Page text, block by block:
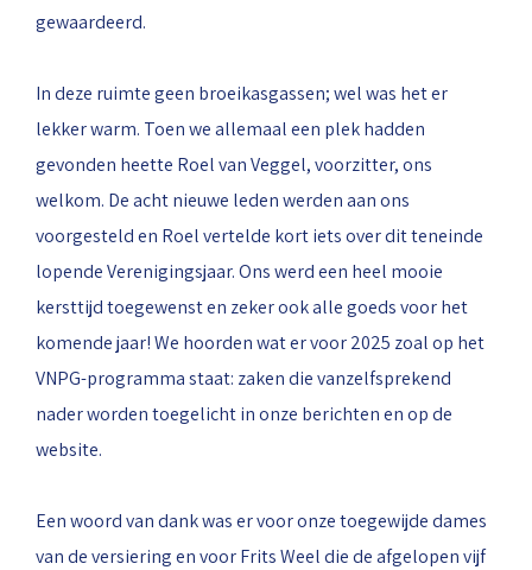
gewaardeerd.
In deze ruimte geen broeikasgassen; wel was het er
lekker warm. Toen we allemaal een plek hadden
gevonden heette Roel van Veggel, voorzitter, ons
welkom. De acht nieuwe leden werden aan ons
voorgesteld en Roel vertelde kort iets over dit teneinde
lopende Verenigingsjaar. Ons werd een heel mooie
kersttijd toegewenst en zeker ook alle goeds voor het
komende jaar! We hoorden wat er voor 2025 zoal op het
VNPG-programma staat: zaken die vanzelfsprekend
nader worden toegelicht in onze berichten en op de
website.
Een woord van dank was er voor onze toegewijde dames
van de versiering en voor Frits Weel die de afgelopen vijf